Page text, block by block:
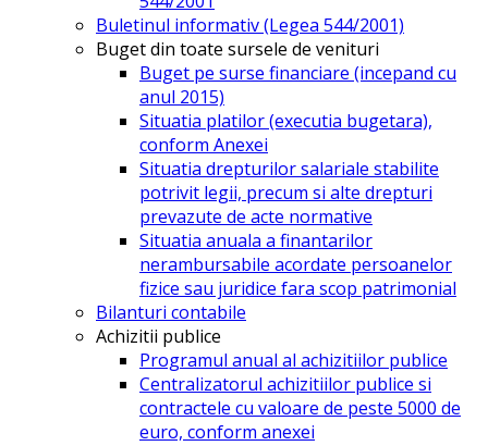
Buletinul informativ (Legea 544/2001)
Buget din toate sursele de venituri
Buget pe surse financiare (incepand cu
anul 2015)
Situatia platilor (executia bugetara),
conform Anexei
Situatia drepturilor salariale stabilite
potrivit legii, precum si alte drepturi
prevazute de acte normative
Situatia anuala a finantarilor
nerambursabile acordate persoanelor
fizice sau juridice fara scop patrimonial
Bilanturi contabile
Achizitii publice
Programul anual al achizitiilor publice
Centralizatorul achizitiilor publice si
contractele cu valoare de peste 5000 de
euro, conform anexei